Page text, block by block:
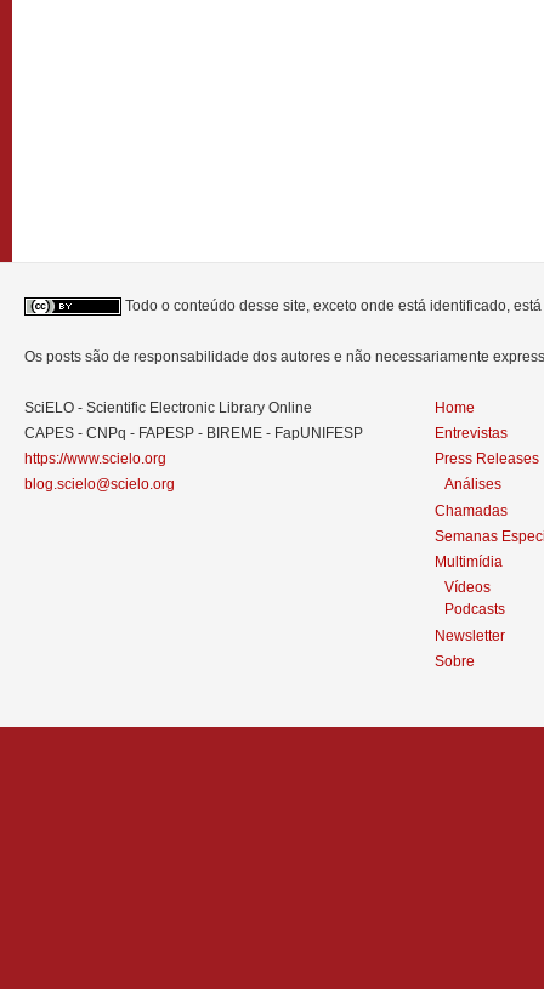
Todo o conteúdo desse site, exceto onde está identificado,
Os posts são de responsabilidade dos autores e não necessariamente
SciELO - Scientific Electronic Library Online
CAPES - CNPq - FAPESP - BIREME - FapUNIFESP
https://www.scielo.org
blog.scielo@scielo.org
Home
Entrevistas
Press Releases
Análises
Chamadas
Semanas
Multimídia
Vídeos
Podcasts
Newsletter
Sobre